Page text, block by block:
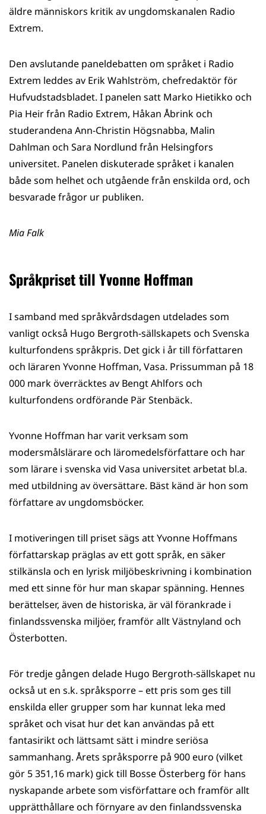
äldre människors kritik av ungdomskanalen Radio
Extrem.
Den avslutande paneldebatten om språket i Radio
Extrem leddes av Erik Wahlström, chefredaktör för
Hufvudstadsbladet. I panelen satt Marko Hietikko och
Pia Heir från Radio Extrem, Håkan Åbrink och
studerandena Ann-Christin Högsnabba, Malin
Dahlman och Sara Nordlund från Helsingfors
universitet. Panelen diskuterade språket i kanalen
både som helhet och utgående från enskilda ord, och
besvarade frågor ur publiken.
Mia Falk
Språkpriset till Yvonne Hoffman
I samband med språkvårdsdagen utdelades som
vanligt också Hugo Bergroth-sällskapets och Svenska
kulturfondens språkpris. Det gick i år till författaren
och läraren Yvonne Hoffman, Vasa. Prissumman på 18
000 mark överräcktes av Bengt Ahlfors och
kulturfondens ordförande Pär Stenbäck.
Yvonne Hoffman har varit verksam som
modersmålslärare och läromedelsförfattare och har
som lärare i svenska vid Vasa universitet arbetat bl.a.
med utbildning av översättare. Bäst känd är hon som
författare av ungdomsböcker.
I motiveringen till priset sägs att Yvonne Hoffmans
författarskap präglas av ett gott språk, en säker
stilkänsla och en lyrisk miljöbeskrivning i kombination
med ett sinne för hur man skapar spänning. Hennes
berättelser, även de historiska, är väl förankrade i
finlandssvenska miljöer, framför allt Västnyland och
Österbotten.
För tredje gången delade Hugo Bergroth-sällskapet nu
också ut en s.k. språksporre – ett pris som ges till
enskilda eller grupper som har kunnat leka med
språket och visat hur det kan användas på ett
fantasirikt och lättsamt sätt i mindre seriösa
sammanhang. Årets språksporre på 900 euro (vilket
gör 5 351,16 mark) gick till Bosse Österberg för hans
nyskapande arbete som visförfattare och framför allt
upprätthållare och förnyare av den finlandssvenska